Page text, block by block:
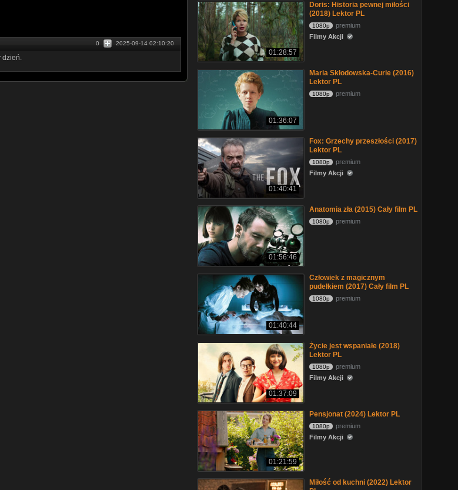
2025-09-14 02:10:20
0
dzień.
01:28:57
Doris: Historia pewnej miłości
(2018) Lektor PL
1080p
premium
Filmy Akcji
01:36:07
Maria Skłodowska-Curie (2016)
Lektor PL
1080p premium
01:40:41
Fox: Grzechy przeszłości (2017)
Lektor PL
1080p
premium
Filmy Akcji
01:56:46
Anatomia zła (2015) Cały film PL
1080p premium
01:40:44
Człowiek z magicznym
pudełkiem (2017) Cały film PL
1080p premium
01:37:09
Życie jest wspaniałe (2018)
Lektor PL
1080p
premium
Filmy Akcji
01:21:59
Pensjonat (2024) Lektor PL
1080p
premium
Filmy Akcji
Miłość od kuchni (2022) Lektor